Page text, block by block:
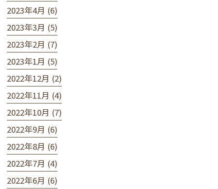
2023年4月 (6)
2023年3月 (5)
2023年2月 (7)
2023年1月 (5)
2022年12月 (2)
2022年11月 (4)
2022年10月 (7)
2022年9月 (6)
2022年8月 (6)
2022年7月 (4)
2022年6月 (6)